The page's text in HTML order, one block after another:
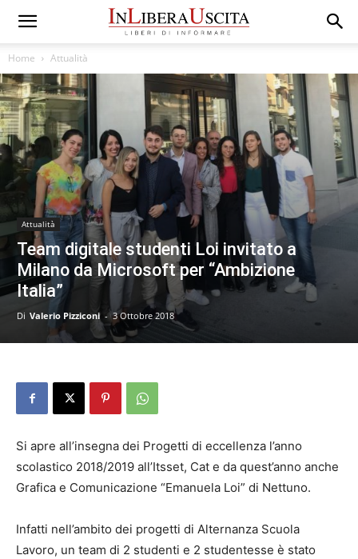
Home Attualità
Attualità
Team digitale studenti Loi invitato a
Milano da Microsoft per “Ambizione
Italia”
Di Valerio Pizziconi - 3 Ottobre 2018
Si apre all’insegna dei Progetti di eccellenza l’anno
scolastico 2018/2019 all’Itsset, Cat e da quest’anno anche
Grafica e Comunicazione “Emanuela Loi” di Nettuno.
Infatti nell’ambito dei progetti di Alternanza Scuola
Lavoro, un team di 2 studenti e 2 studentesse è stato